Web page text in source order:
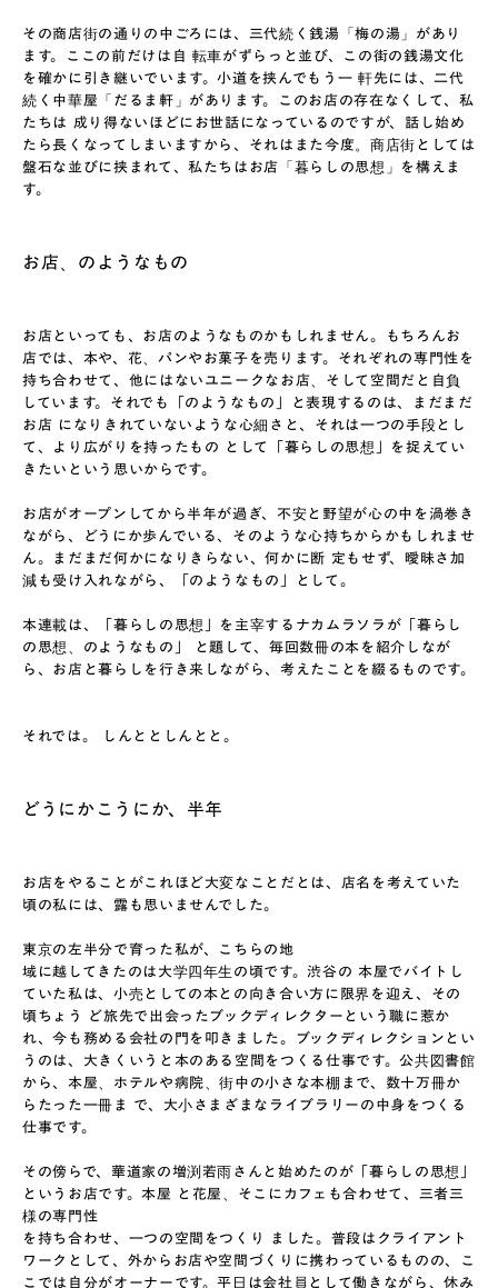
その商店街の通りの中ごろには、三代続く銭湯「梅の湯」があり
ます。ここの前だけは自 転車がずらっと並び、この街の銭湯文化
を確かに引き継いでいます。小道を挟んでもう一 軒先には、二代
続く中華屋「だるま軒」があります。このお店の存在なくして、私
たちは 成り得ないほどにお世話になっているのですが、話し始め
たら長くなってしまいますから、それはまた今度。商店街としては
盤石な並びに挟まれて、私たちはお店「暮らしの思想」を構えま
す。
お店、のようなもの
お店といっても、お店のようなものかもしれません。もちろんお
店では、本や、花、パンやお菓子を売ります。それぞれの専門性を
持ち合わせて、他にはないユニークなお店、そして空間だと自負
しています。それでも「のようなもの」と表現するのは、まだまだ
お店 になりきれていないような心細さと、それは一つの手段とし
て、より広がりを持ったもの として「暮らしの思想」を捉えてい
きたいという思いからです。
お店がオープンしてから半年が過ぎ、不安と野望が心の中を渦巻き
ながら、どうにか歩んでいる、そのような心持ちからかもしれませ
ん。まだまだ何かになりきらない、何かに断 定もせず、曖昧さ加
減も受け入れながら、「のようなもの」として。
本連載は、「暮らしの思想」を主宰するナカムラソラが「暮らし
の思想、のようなもの」 と題して、毎回数冊の本を紹介しなが
ら、お店と暮らしを行き来しながら、考えたことを綴るものです。
それでは。 しんととしんとと。
どうにかこうにか、半年
お店をやることがこれほど大変なことだとは、店名を考えていた
頃の私には、露も思いませんでした。
東京の左半分で育った私が、こちらの地
域に越してきたのは大学四年生の頃です。渋谷の 本屋でバイトし
ていた私は、小売としての本との向き合い方に限界を迎え、その
頃ちょう ど旅先で出会ったブックディレクターという職に惹か
れ、今も務める会社の門を叩きました。ブックディレクションとい
うのは、大きくいうと本のある空間をつくる仕事です。公共図書館
から、本屋、ホテルや病院、街中の小さな本棚まで、数十万冊か
らたった一冊ま で、大小さまざまなライブラリーの中身をつくる
仕事です。
その傍らで、華道家の増渕若雨さんと始めたのが「暮らしの思想」
というお店です。本屋 と花屋、そこにカフェも合わせて、三者三
様の専門性
を持ち合わせ、一つの空間をつくり ました。普段はクライアント
ワークとして、外からお店や空間づくりに携わっているものの、こ
こでは自分がオーナーです。平日は会社員として働きながら、休み